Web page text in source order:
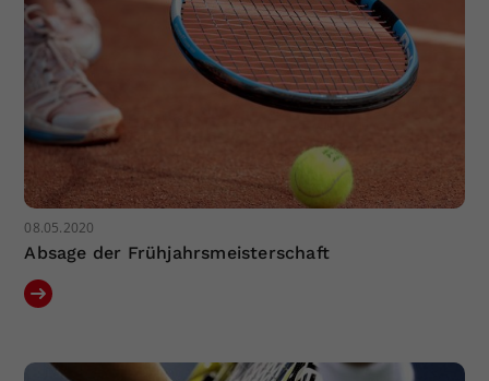
08.05.2020
Absage der Frühjahrsmeisterschaft